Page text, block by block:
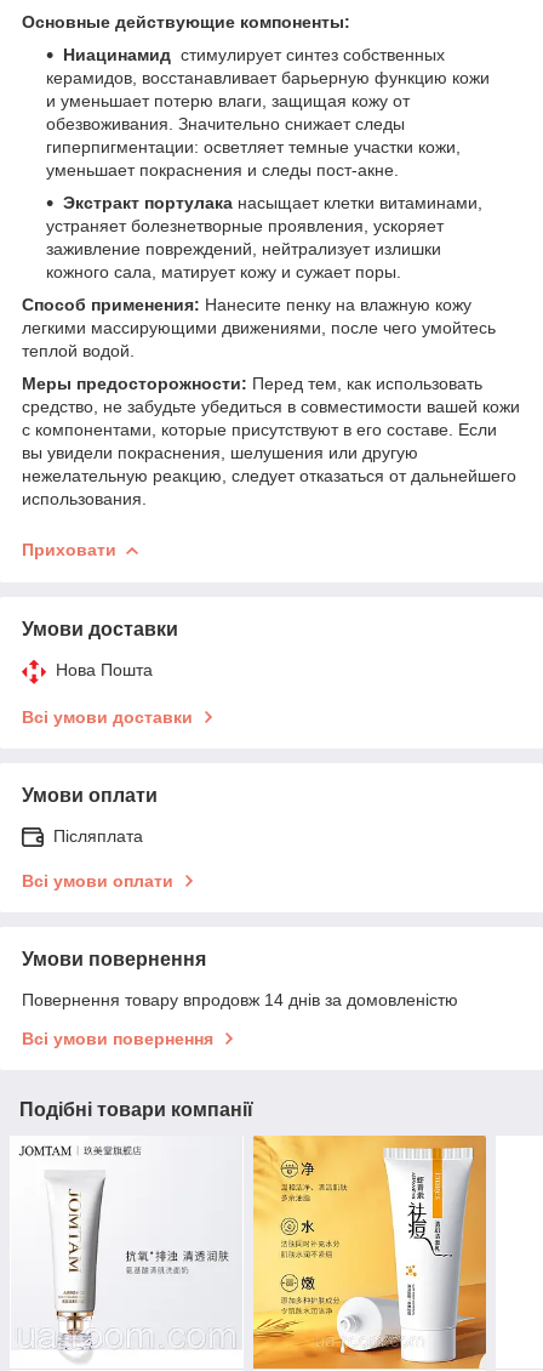
Основные действующие компоненты:
Ниацинамид стимулирует синтез собственных
керамидов, восстанавливает барьерную функцию кожи
и уменьшает потерю влаги, защищая кожу от
обезвоживания. Значительно снижает следы
гиперпигментации: осветляет темные участки кожи,
уменьшает покраснения и следы пост-акне.
Экстракт портулака насыщает клетки витаминами,
устраняет болезнетворные проявления, ускоряет
заживление повреждений, нейтрализует излишки
кожного сала, матирует кожу и сужает поры.
Способ применения: Нанесите пенку на влажную кожу
легкими массирующими движениями, после чего умойтесь
теплой водой.
Меры предосторожности: Перед тем, как использовать
средство, не забудьте убедиться в совместимости вашей кожи
с компонентами, которые присутствуют в его составе. Если
вы увидели покраснения, шелушения или другую
нежелательную реакцию, следует отказаться от дальнейшего
использования.
Приховати
Умови доставки
Нова Пошта
Всі умови доставки
Умови оплати
Післяплата
Всі умови оплати
Умови повернення
Повернення товару впродовж 14 днів за домовленістю
Всі умови повернення
Подібні товари компанії